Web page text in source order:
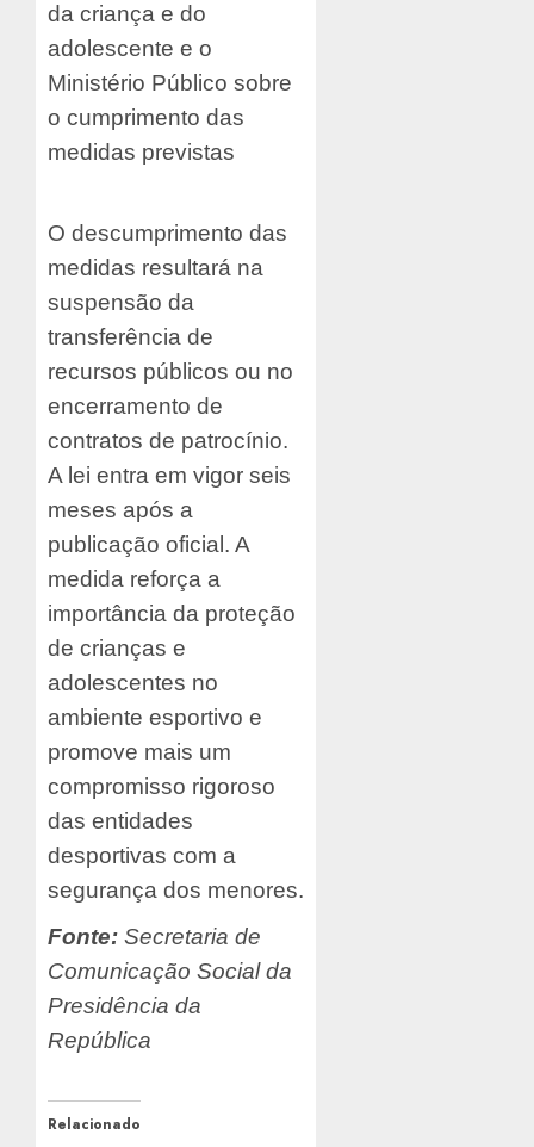
da criança e do
adolescente e o
Ministério Público sobre
o cumprimento das
medidas previstas
O descumprimento das
medidas resultará na
suspensão da
transferência de
recursos públicos ou no
encerramento de
contratos de patrocínio.
A lei entra em vigor seis
meses após a
publicação oficial. A
medida reforça a
importância da proteção
de crianças e
adolescentes no
ambiente esportivo e
promove mais um
compromisso rigoroso
das entidades
desportivas com a
segurança dos menores.
Fonte: Secretaria de
Comunicação Social da
Presidência da
República
Relacionado